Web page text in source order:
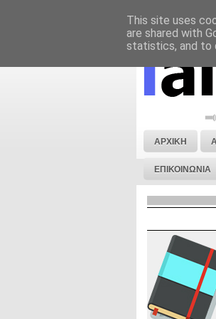
ΝΟΜΙΚΗ
ΑΡΧΙΚΗ
ΕΠΙΚΟΙΝΩΝΙΑ
This site uses
are shared with
statistics, and to